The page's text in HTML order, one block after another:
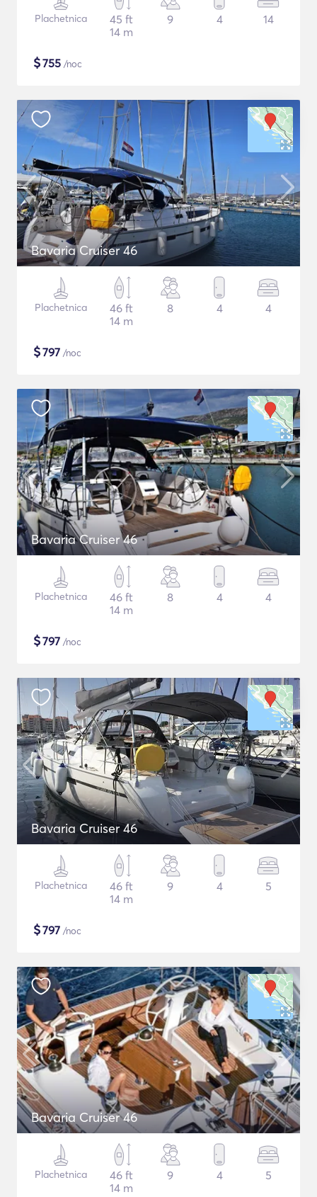
Plachetnica
45 ft
14 m
9 4 14
$755 /noc
Bavaria Cruiser 46
Plachetnica
46 ft
14 m
8 4 4
$797 /noc
Bavaria Cruiser 46
Plachetnica
46 ft
14 m
8 4 4
$797 /noc
Bavaria Cruiser 46
Plachetnica
46 ft
14 m
9 4 5
$797 /noc
Bavaria Cruiser 46
Plachetnica
46 ft
14 m
9 4 5